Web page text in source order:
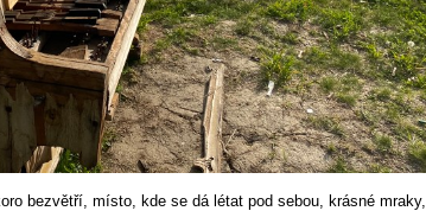
bezvětří, místo, kde se dá létat pod sebou, krásné mraky,